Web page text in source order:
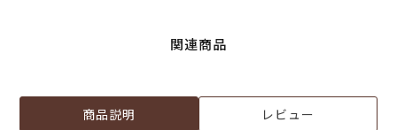
関連商品
商品説明 レビュー